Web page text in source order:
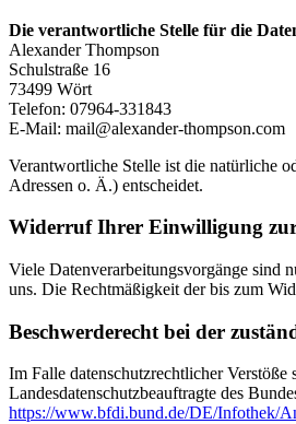
Die verantwortliche Stelle für die
Alexander Thompson
Schulstraße 16
73499 Wört
Telefon: 07964-331843
E-Mail: mail@alexander-thompson.com
Verantwortliche Stelle ist die natürliche
Adressen o. Ä.) entscheidet.
Widerruf Ihrer Einwilligung
Viele Datenverarbeitungsvorgänge sind
uns. Die Rechtmäßigkeit der bis zum
Beschwerderecht bei der
Im Falle datenschutzrechtlicher
Landesdatenschutzbeauftragte des
https://www.bfdi.bund.de/DE/Infothek/